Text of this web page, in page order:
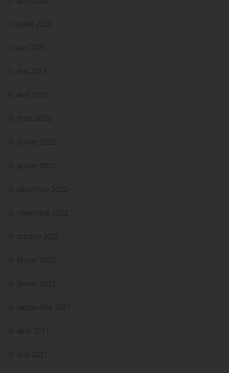
juillet 2023
juin 2023
mai 2023
avril 2023
mars 2023
février 2023
janvier 2023
décembre 2022
novembre 2022
octobre 2022
février 2022
janvier 2022
septembre 2021
août 2021
avril 2021